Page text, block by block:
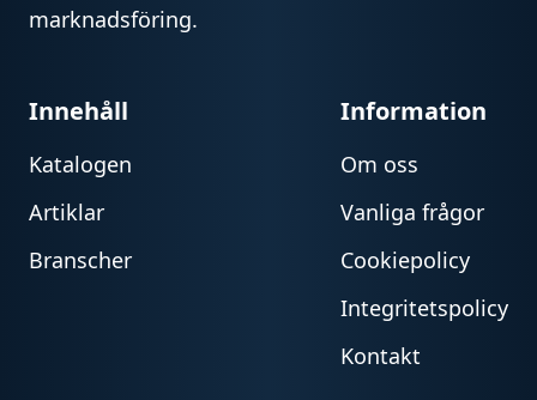
marknadsföring.
Innehåll
Katalogen
Artiklar
Branscher
Information
Om oss
Vanliga frågor
Cookiepolicy
Integritetspolicy
Kontakt